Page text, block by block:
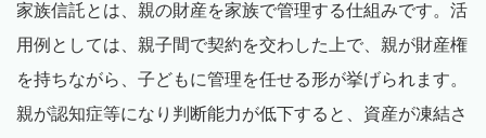
家族信託とは、親の財産を家族で管理する仕組みです。活
用例としては、親子間で契約を交わした上で、親が財産権
を持ちながら、子どもに管理を任せる形が挙げられます。
親が認知症等になり判断能力が低下すると、資産が凍結さ